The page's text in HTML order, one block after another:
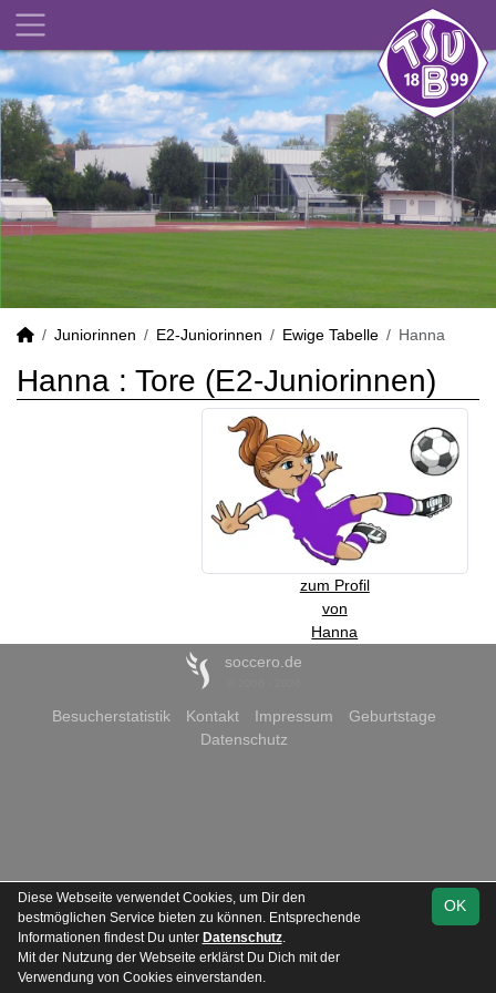
Juniorinnen E2-Juniorinnen Ewige Tabelle Hanna
Hanna : Tore (E2-Juniorinnen)
zum Profil
von
Hanna
soccero.de
Besucherstatistik Kontakt Impressum
Geburtstage
Datenschutz
OK
Diese Webseite verwendet Cookies, um Dir den
bestmöglichen Service bieten zu können. Entsprechende
Informationen findest Du unter Datenschutz.
Mit der Nutzung der Webseite erklärst Du Dich mit der
Verwendung von Cookies einverstanden.